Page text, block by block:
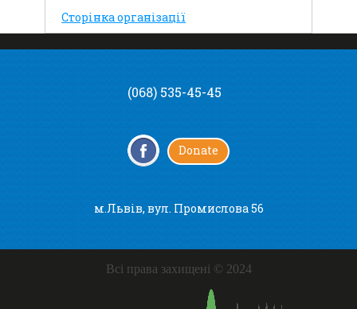
Сторінка організації
(068) 535-45-45
Donate
м.Львів, вул. Промислова 56
Всі права захищені © 2024